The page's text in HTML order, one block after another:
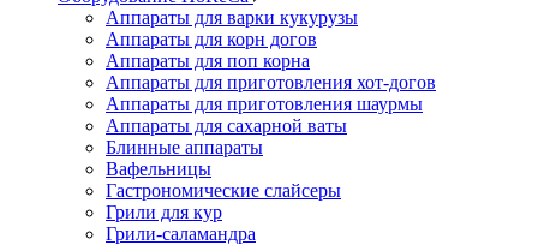
Аппараты для варки кукурузы
Аппараты для корн догов
Аппараты для поп корна
Аппараты для приготовления хот-догов
Аппараты для приготовления шаурмы
Аппараты для сахарной ваты
Блинные аппараты
Вафельницы
Гастрономические слайсеры
Грили для кур
Грили-саламандра